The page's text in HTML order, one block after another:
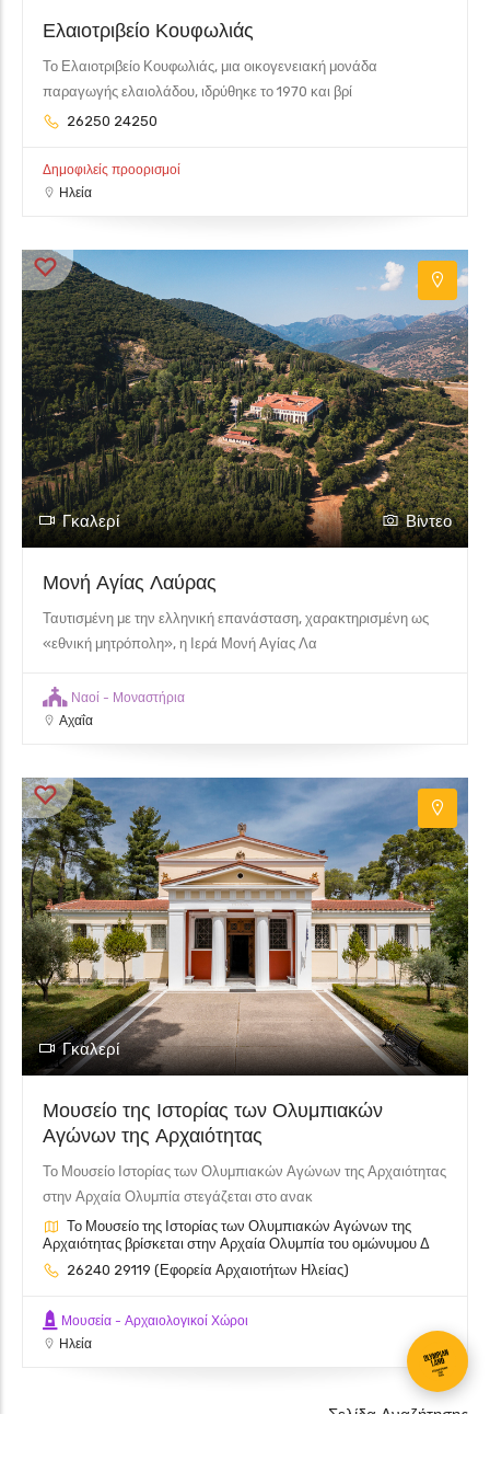
Ελαιοτριβείο Κουφωλιάς
Το Ελαιοτριβείο Κουφωλιάς, μια οικογενειακή μονάδα
παραγωγής ελαιολάδου, ιδρύθηκε το 1970 και βρί
26250 24250
Δημοφιλείς προορισμοί
Ηλεία
Γκαλερί Βίντεο
Μονή Αγίας Λαύρας
Ταυτισμένη με την ελληνική επανάσταση, χαρακτηρισμένη ως
«εθνική μητρόπολη», η Ιερά Μονή Αγίας Λα
Ναοί - Μοναστήρια
Αχαΐα
Γκαλερί
Μουσείο της Ιστορίας των Ολυμπιακών
Αγώνων της Αρχαιότητας
Το Μουσείο Ιστορίας των Ολυμπιακών Αγώνων της Αρχαιότητας
στην Αρχαία Ολυμπία στεγάζεται στο ανακ
Το Μουσείο της Ιστορίας των Ολυμπιακών Αγώνων της
Αρχαιότητας βρίσκεται στην Αρχαία Ολυμπία του ομώνυμου Δ
26240 29119 (Εφορεία Αρχαιοτήτων Ηλείας)
Μουσεία - Αρχαιολογικοί Χώροι
Ηλεία
Σελίδα Αναζήτησης
Leaflet